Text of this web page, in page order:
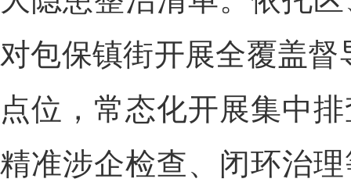
对包保镇街开展全覆盖
点位，常态化开展集中
精准涉企检查、闭环治